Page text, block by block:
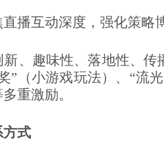
直播互动深度，强化策略
、趣味性、落地性、传
”（小游戏玩法）、“流
重激励。
方式